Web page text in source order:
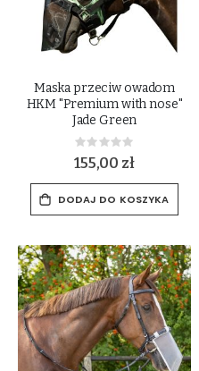
Maska przeciw owadom
HKM "Premium with nose"
Jade Green
Rating:
0%
155,00 zł
DODAJ DO KOSZYKA